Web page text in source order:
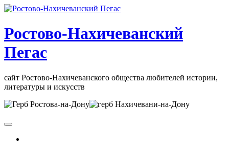
Skip
the
content
Ростово-Нахичеванский
Пегас
сайт Ростово-Нахичеванского общества любителей истории,
литературы и искусств